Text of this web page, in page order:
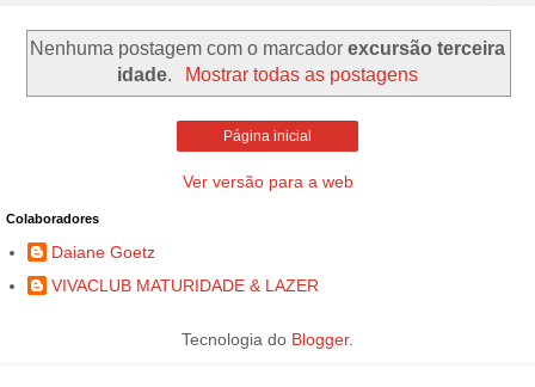
Nenhuma postagem com o marcador excursão terceira
idade. Mostrar todas as postagens
Página inicial
Ver versão para a web
Colaboradores
Daiane Goetz
VIVACLUB MATURIDADE & LAZER
Tecnologia do Blogger.